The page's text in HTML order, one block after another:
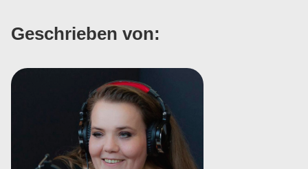
Geschrieben von: